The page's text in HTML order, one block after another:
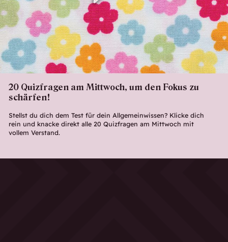
20 Quizfragen am Mittwoch, um den Fokus zu
schärfen!
Stellst du dich dem Test für dein Allgemeinwissen? Klicke dich
rein und knacke direkt alle 20 Quizfragen am Mittwoch mit
vollem Verstand.